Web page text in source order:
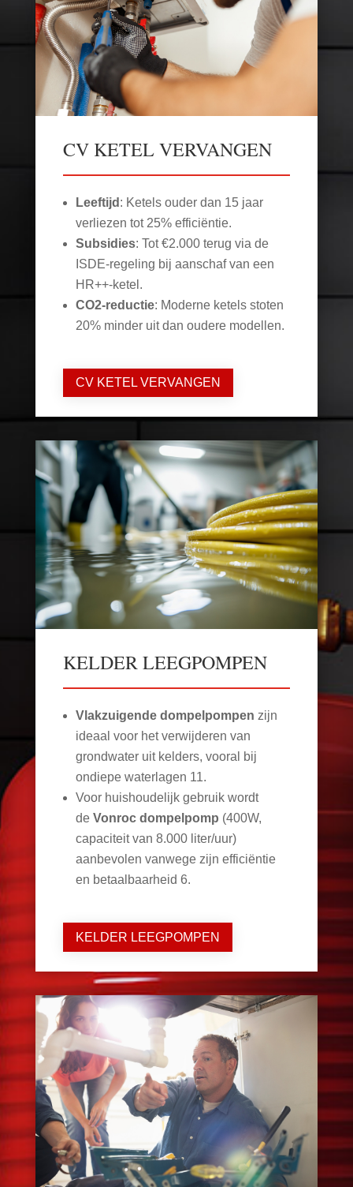
CV KETEL VERVANGEN
Leeftijd : Ketels ouder dan 15 jaar
verliezen tot 25% efficiëntie.
Subsidies: Tot €2.000 terug via de
ISDE-regeling bij aanschaf van een
HR++-ketel.
CO2-reductie: Moderne ketels stoten
20% minder uit dan oudere modellen.
CV KETEL VERVANGEN
KELDER LEEGPOMPEN
Vlakzuigende dompelpompen zijn
ideaal voor het verwijderen van
grondwater uit kelders, vooral bij
ondiepe waterlagen 11.
Voor huishoudelijk gebruik wordt
de Vonroc dompelpomp (400W,
capaciteit van 8.000 liter/uur)
aanbevolen vanwege zijn efficiëntie
en betaalbaarheid 6.
KELDER LEEGPOMPEN